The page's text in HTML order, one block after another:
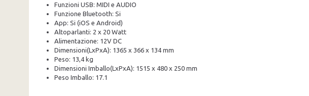
Funzioni USB: MIDI e AUDIO
Funzione Bluetooth: Si
App: Si (iOS e Android)
Altoparlanti: 2 x 20 Watt
Alimentazione: 12V DC
Dimensioni(LxPxA): 1365 x 366 x 134 mm
Peso: 13,4 kg
Dimensioni Imballo(LxPxA): 1515 x 480 x 250 mm
Peso Imballo: 17.1